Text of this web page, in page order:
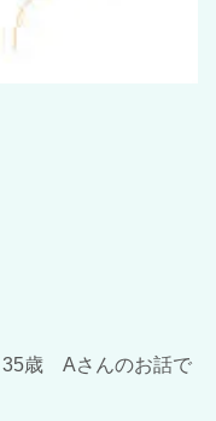
35歳 Aさんのお話で